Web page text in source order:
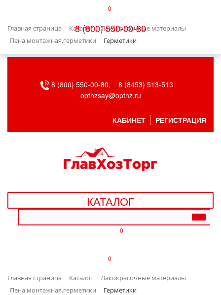
0
8 (800) 550-00-80
Главная страница Каталог
Лакокрасочные материалы
Пена монтажная,герметики
Герметики
БЫТОВАЯ ТЕХНИКА
ВЕНТИЛЯЦИЯ
ДАЧА, САД И ОГОРОД
ДЕТСКИЕ ТОВАРЫ
ИНТЕРЬЕР
8 (800) 550-00-80,
8 (8453) 513-513
opthzsay@opthz.ru
КАБИНЕТ РЕГИСТРАЦИЯ
КАТАЛОГ
0
0
Главная страница Каталог
Лакокрасочные материалы
Пена монтажная,герметики
Герметики